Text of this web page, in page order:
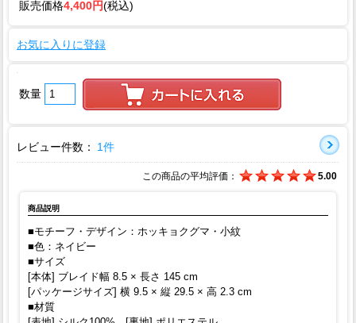
販売価格4,400円(税込)
お気に入りに登録
数量
レビュー件数： 1件
この商品の平均評価： 5.00
商品説明
■モチーフ・デザイン：ホッキョクグマ・小紋
■色：ネイビー
■サイズ
[本体] ブレイド幅 8.5 × 長さ 145 cm
[パッケージサイズ] 横 9.5 × 縦 29.5 × 高 2.3 cm
■材質